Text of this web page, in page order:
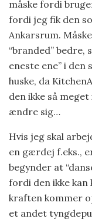
måske fordi
fordi jeg fik den
Ankarsrum.
“branded” bedre,
eneste ene” i den
huske, da
den ikke så
ændre sig…
Hvis jeg skal
en gærdej f.eks.,
begynder at
fordi den ikke
kraften kommer
et andet